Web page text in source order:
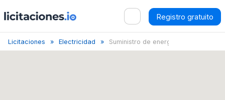
Registro gratuito
Licitaciones Electricidad Suministro de energí...